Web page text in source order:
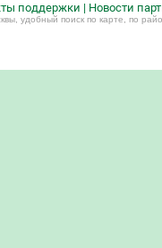
поддержки | Новости
удобный поиск по карте, по